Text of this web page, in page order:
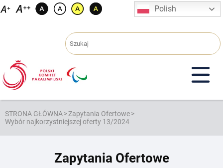
Przejdź
Polish
STRONA GŁÓWNA>Zapytania Ofertowe>
Wybór najkorzystniejszej oferty 13/2024
Zapytania Ofertowe